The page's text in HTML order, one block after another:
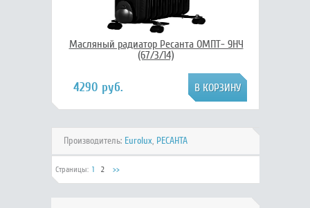
Масляный радиатор Ресанта ОМПТ- 9НЧ
(67/3/14)
4290 руб.
Производитель: Eurolux, РЕСАНТА
Страницы: 1 2 >>